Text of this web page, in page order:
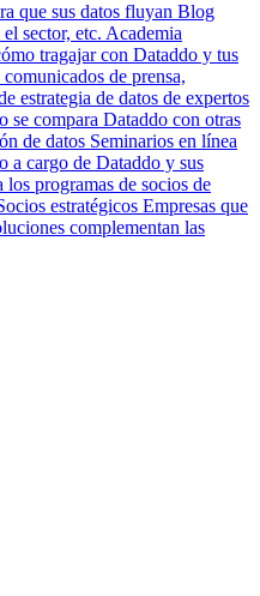
que sus datos fluyan Blog
sector, etc. Academia
tragajar con Dataddo y tus
de prensa,
estrategia de datos de expertos
se compara Dataddo con otras
de datos Seminarios en línea
a cargo de Dataddo y sus
los programas de socios de
estratégicos Empresas que
complementan las